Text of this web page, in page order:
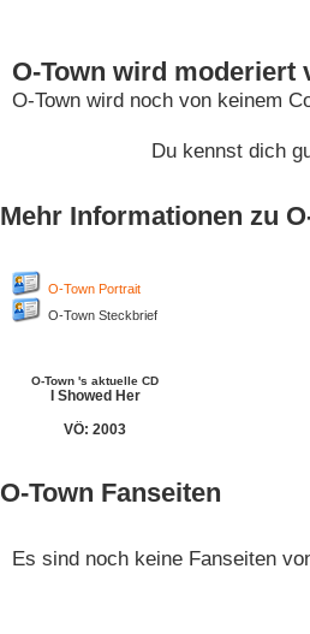
O-Town wird moderiert
O-Town wird noch von keinem
Du kennst dich
Mehr Informationen zu
O-Town Portrait
O-Town Steckbrief
O-Town 's aktuelle CD
I Showed Her
VÖ: 2003
O-Town Fanseiten
Es sind noch keine Fanseiten